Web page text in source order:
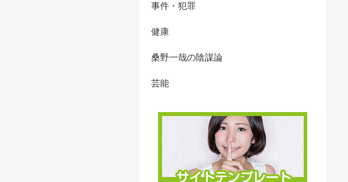
事件・犯罪
健康
桑野一哉の陰謀論
芸能